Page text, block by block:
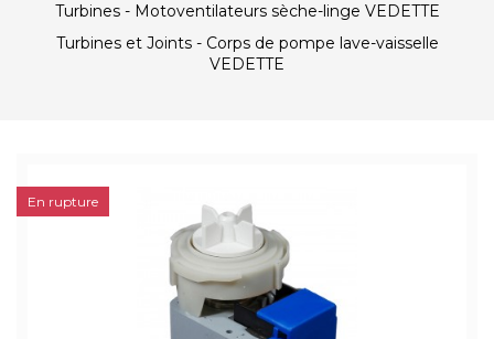
Turbines - Motoventilateurs sèche-linge VEDETTE
Turbines et Joints - Corps de pompe lave-vaisselle
VEDETTE
En rupture